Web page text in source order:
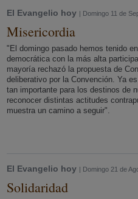
El Evangelio hoy | Domingo 11 de
Misericordia
"El domingo pasado hemos tenido
democrática con la más alta
mayoría rechazó la propuesta de
deliberativo por la Convención. Ya
tan importante para los destinos de
reconocer distintas actitudes
muestra un camino a seguir".
El Evangelio hoy | Domingo 21 de
Solidaridad